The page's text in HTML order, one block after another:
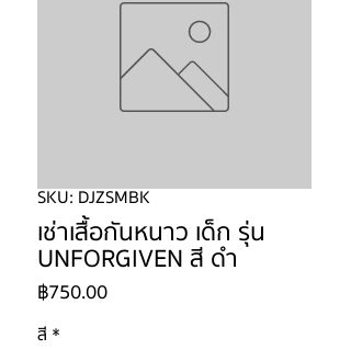
SKU: DJZSMBK
เช่าเสื้อกันหนาว เด็ก รุ่น
UNFORGIVEN สี ดำ
฿750.00ราคา
สี *